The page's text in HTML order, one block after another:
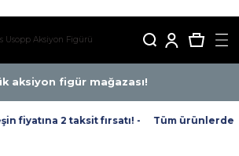
aksiyon figür mağazası!
fiyatına 2 taksit fırsatı! - Tüm ürünlerde